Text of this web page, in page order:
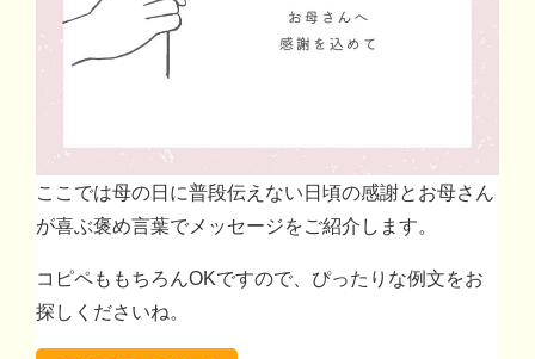
ここでは母の日に普段伝えない日頃の感謝とお母さん
が喜ぶ褒め言葉でメッセージをご紹介します。
コピペももちろんOKですので、ぴったりな例文をお
探しくださいね。